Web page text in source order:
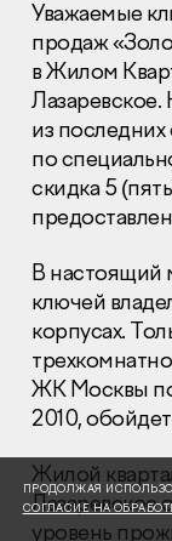
Раскрытие
Правовая
Сообщить о
Глaвный
+7 (495)
Отдел
+7 (495)
© 2001-2026
Уважаемые
продаж
в Жилом
Лазаревское.
из
по
скидка 5
В настоящий
ключей
корпусах.
ЖК Москвы
2010,
Жилой
Лазаревское
уровень
ПРОДОЛЖАЯ
СОГЛАСИЕ НА